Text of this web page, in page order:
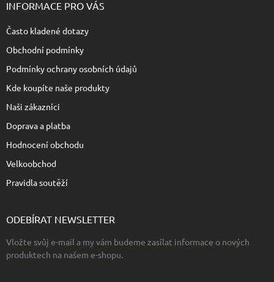
INFORMACE PRO VÁS
Často kladené dotazy
Obchodní podmínky
Podmínky ochrany osobních údajů
Kde koupíte naše produkty
Naši zákazníci
Doprava a platba
Hodnocení obchodu
Velkoobchod
Pravidla soutěží
ODEBÍRAT NEWSLETTER
Vložte svůj e-mail a my vám budeme zasílat informace o nových
produktech na našem e-shopu.